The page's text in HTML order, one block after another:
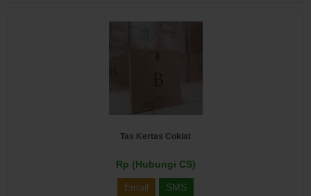
Tas Kertas Coklat
Rp (Hubungi CS)
Email SMS